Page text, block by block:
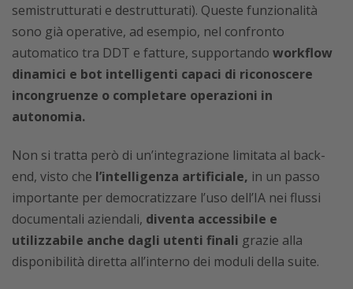
semistrutturati e destrutturati). Queste funzionalità
sono già operative, ad esempio, nel confronto
automatico tra DDT e fatture, supportando workflow
dinamici e bot intelligenti capaci di riconoscere
incongruenze o completare operazioni in
autonomia.
Non si tratta però di un’integrazione limitata al back-
end, visto che l’intelligenza artificiale, in un passo
importante per democratizzare l’uso dell’IA nei flussi
documentali aziendali, diventa accessibile e
utilizzabile anche dagli utenti finali grazie alla
disponibilità diretta all’interno dei moduli della suite.